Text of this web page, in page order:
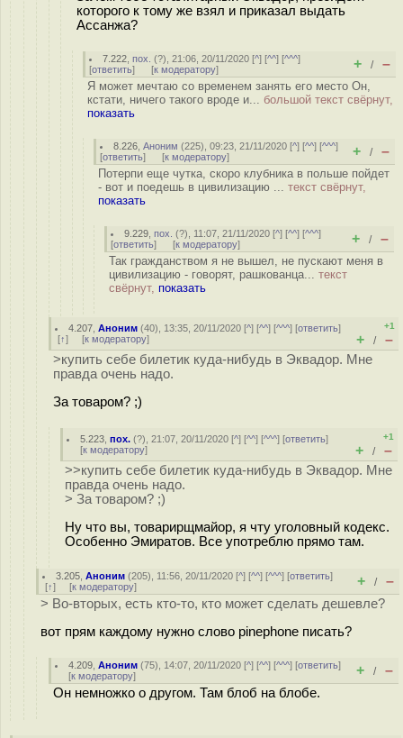
которого к тому же взял и приказал выдать
Ассанжа?
7.222 ,пох. (?), 21:06, 20/11/2020 [^] [^^] [^^^]
[ответить] [к модератору] + / –
Я может мечтаю со временем занять его место Он,
кстати, ничего такого вроде и... большой текст свёрнут,
показать
8.226 ,Аноним (225), 09:23, 21/11/2020 [^] [^^] [^^^]
[ответить] [к модератору] + / –
Потерпи еще чутка, скоро клубника в польше пойдет
- вот и поедешь в цивилизацию ... текст свёрнут,
показать
9.229 ,пох. (?), 11:07, 21/11/2020 [^] [^^] [^^^]
[ответить] [к модератору] + / –
Так гражданством я не вышел, не пускают меня в
цивилизацию - говорят, рашкованца... текст
свёрнут, показать
4.207 ,Аноним (40), 13:35, 20/11/2020 [^] [^^] [^^^] [ответить]
[↑] [к модератору]
+1
+ / –
>купить себе билетик куда-нибудь в Эквадор. Мне
правда очень надо.
За товаром? ;)
5.223 ,пох. (?), 21:07, 20/11/2020 [^] [^^] [^^^] [ответить]
[к модератору]
+1
+ / –
>>купить себе билетик куда-нибудь в Эквадор. Мне
правда очень надо.
> За товаром? ;)
Ну что вы, товарирщмайор, я чту уголовный кодекс.
Особенно Эмиратов. Все употреблю прямо там.
3.205 ,Аноним (205), 11:56, 20/11/2020 [^] [^^] [^^^] [ответить]
[↑] [к модератору] + / –
> Во-вторых, есть кто-то, кто может сделать дешевле?
вот прям каждому нужно слово pinephone писать?
4.209 ,Аноним (75), 14:07, 20/11/2020 [^] [^^] [^^^] [ответить]
[к модератору] + / –
Он немножко о другом. Там блоб на блобе.